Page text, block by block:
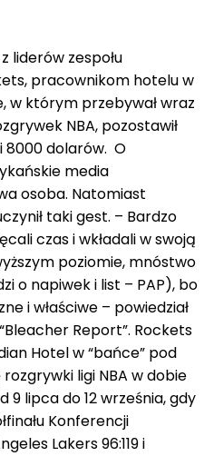
liderów zespołu
pracownikom hotelu w
w którym przebywał wraz
NBA, pozostawił
8000 dolarów. O
media
osoba. Natomiast
taki gest. – Bardzo
czas i wkładali w swoją
poziomie, mnóstwo
o napiwek i list – PAP), bo
i właściwe – powiedział
Report”. Rockets
Hotel w “bańce” pod
ligi NBA w dobie
9 lipca do 12 września, gdy
Konferencji
Lakers 96:119 i